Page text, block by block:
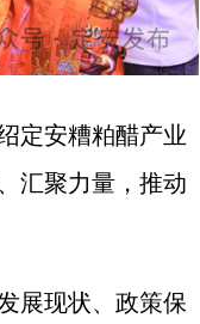
定安糟粕醋产业
汇聚力量，推动
展现状、政策保